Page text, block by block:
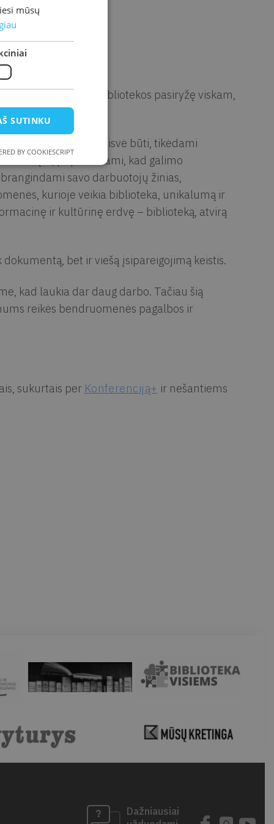
kad viešosios bibliotekos pasiryžę viskam,
kiekvieno laisvė būti, tikėdami
ir drąsa, pripažindami, kad galimo
savo darbuotojų žinias,
kurioje veikia biblioteka, unikalumą ir
ir kultūrinę erdvę – biblioteką, atvirą
bet ir viešą įsipareigojimą keistis.
kad laukia dar daug darbo. Tačiau šią
reikės bendruomenės pagalbos ir
sukurtais per Konferenciją+ ir nešantiems
Dažniausiai
mūsų
SUTINKU
BY COOKIESCRIPT